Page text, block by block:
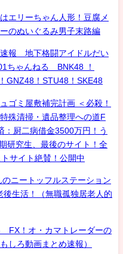
エリーちゃん人形！豆腐メ
のぬいぐるみ男子末路編
報 地下格闘アイドルだい
ちゃんねる BNK48 ！
GNZ48！STU48！SKE48
ゴミ屋敷補完計画 ＜必殺！
殊清掃・遺品整理への道F
：厨二病借金3500万円！う
研究生、最後のサイト！全
サイト絶賛！公開中
ニートッフルステーション
後生活！（無職孤独居老人的
FX！オ・カマトレーダーの
しろ動画まとめ速報）